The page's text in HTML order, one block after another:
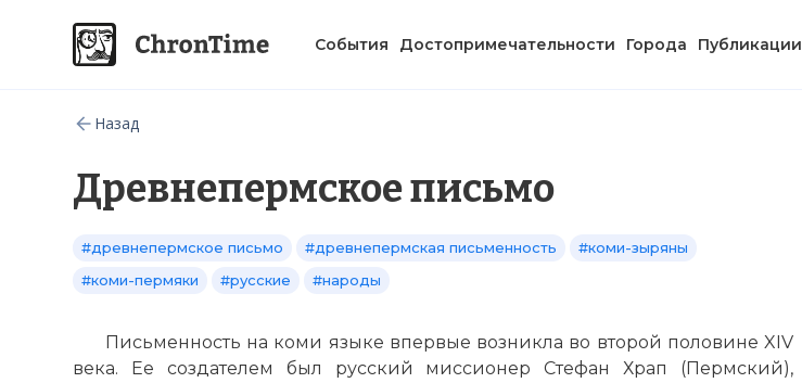
События Достопримечательности Города Публикации
Назад
Древнепермское письмо
#древнепермское письмо #древнепермская письменность
#коми-зыряны
#коми-пермяки
#русские #народы
Письменность на коми языке впервые возникла во второй половине XIV
века. Ее создателем был русский миссионер Стефан Храп (Пермский),